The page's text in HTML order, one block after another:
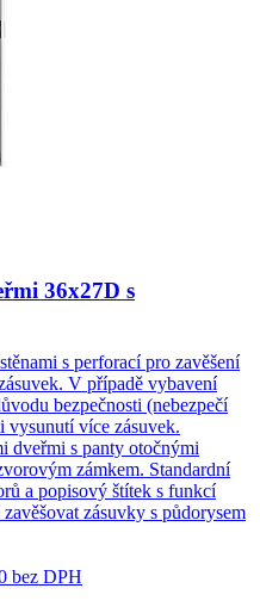
36x27D s
s perforací pro zavěšení
V případě vybavení
bezpečnosti (nebezpečí
vysunutí více zásuvek.
dveřmi s panty otočnými
zámkem. Standardní
a popisový štítek s funkcí
zásuvky s půdorysem
bez DPH